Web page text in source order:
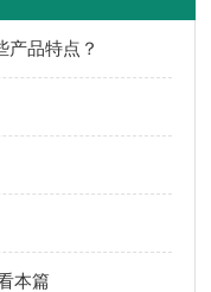
产品特点？
本篇